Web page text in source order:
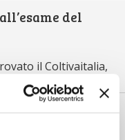
del
il Coltivaitalia,
4.0